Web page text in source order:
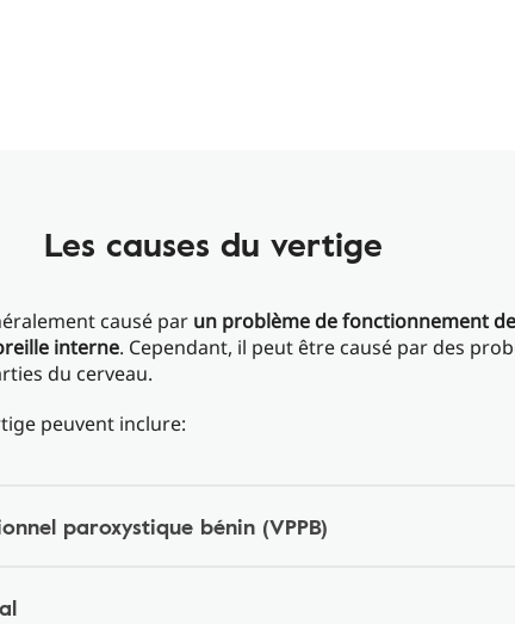
Les causes du vertige
causé par un problème de fonctionnement de
interne. Cependant, il peut être causé par des
du cerveau.
peuvent inclure:
paroxystique bénin (VPPB)